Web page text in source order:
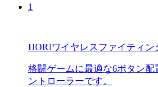
1
HORIワイヤレスファイティン
格闘ゲームに最適な6ボタン配
ントローラーです。